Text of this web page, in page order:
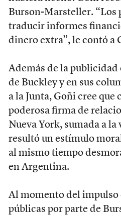
Burson-Marsteller. “Los
traducir informes
dinero extra”, le contó a
Además de la
de Buckley y en sus
a la Junta, Goñi cree que
poderosa firma de
Nueva York, sumada a
resultó un estímulo
al mismo tiempo
en Argentina.
Al momento del impulso
públicas por parte de